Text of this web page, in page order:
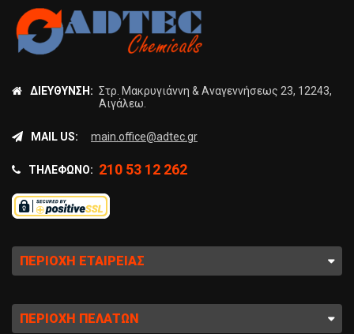
ΔΙΕΎΘΥΝΣΗ: Στρ. Μακρυγιάννη & Αναγεννήσεως 23, 12243,
Αιγάλεω.
MAIL US: main.office@adtec.gr
ΤΗΛΈΦΩΝΟ: 210 53 12 262
ΠΕΡΙΟΧΉ ΕΤΑΙΡΕΊΑΣ
ΠΕΡΙΟΧΉ ΠΕΛΑΤΏΝ